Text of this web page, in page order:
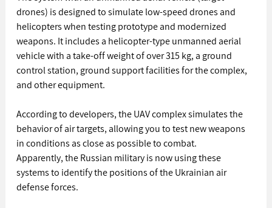
drones) is designed to simulate low-speed drones and
helicopters when testing prototype and modernized
weapons. It includes a helicopter-type unmanned aerial
vehicle with a take-off weight of over 315 kg, a ground
control station, ground support facilities for the complex,
and other equipment.
According to developers, the UAV complex simulates the
behavior of air targets, allowing you to test new weapons
in conditions as close as possible to combat.
Apparently, the Russian military is now using these
systems to identify the positions of the Ukrainian air
defense forces.